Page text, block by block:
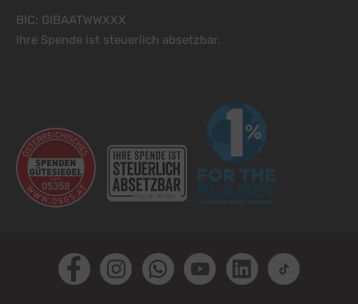
BIC: GIBAATWWXXX
Ihre Spende ist steuerlich absetzbar.